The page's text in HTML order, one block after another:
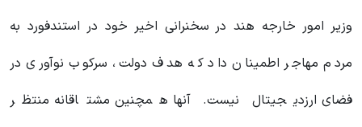
وزیر امور خارجه هند در سخنرانی اخیر خود در استندفورد به
مردم مهاجر اطمینان داد که هدف دولت، سرکوب نوآوری در
فضای ارزدیجیتال نیست. آنها همچنین مشتاقانه منتظر